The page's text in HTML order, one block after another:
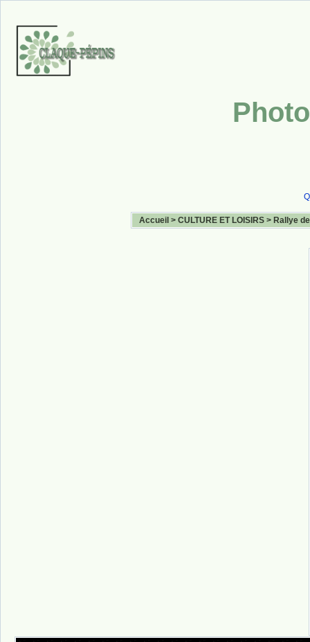
Accueil > CULTURE ET LOISIRS > Rallye